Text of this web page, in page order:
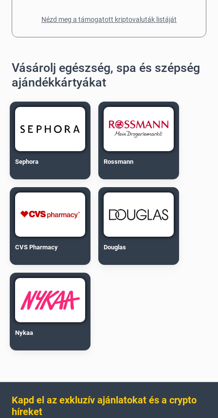
Nézd meg a támogatott kriptovaluták listáját
Vásárolj egészség, spa és szépség
ajándékkártyákat
Sephora Rossmann
CVS Pharmacy Douglas
Nykaa
Kapd el az exkluzív ajánlatokat és a crypto
híreket